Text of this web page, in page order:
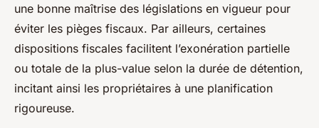
une bonne maîtrise des législations en vigueur pour
éviter les pièges fiscaux. Par ailleurs, certaines
dispositions fiscales facilitent l’exonération partielle
ou totale de la plus-value selon la durée de détention,
incitant ainsi les propriétaires à une planification
rigoureuse.